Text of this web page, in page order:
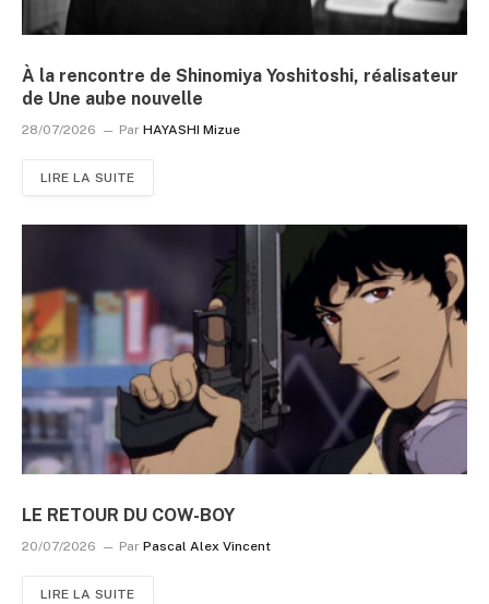
À la rencontre de Shinomiya Yoshitoshi, réalisateur
de Une aube nouvelle
28/07/2026 Par HAYASHI Mizue
LIRE LA SUITE
LE RETOUR DU COW-BOY
20/07/2026 Par Pascal Alex Vincent
LIRE LA SUITE